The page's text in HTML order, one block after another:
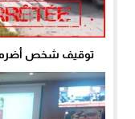
توقيف شخص أضرم